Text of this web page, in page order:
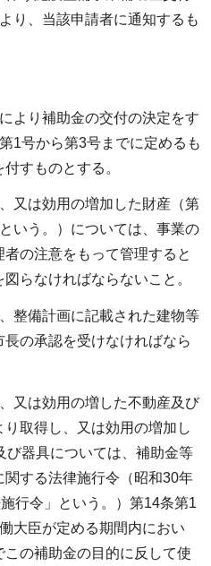
り、当該申請者に通知するも
より補助金の交付の決定をす
1号から第3号までに定めるも
すものとする。
又は効用の増加した財産（第
いう。）については、事業の
の注意をもって管理すると
らなければならないこと。
整備計画に記載された建物等
の承認を受けなければなら
又は効用の増した不動産及び
取得し、又は効用の増加し
び器具については、補助金等
する法律施行令（昭和30年
行令」という。）第14条第1
大臣が定める期間内におい
の補助金の目的に反して使